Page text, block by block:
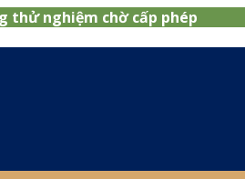
thử nghiệm chờ cấp phép